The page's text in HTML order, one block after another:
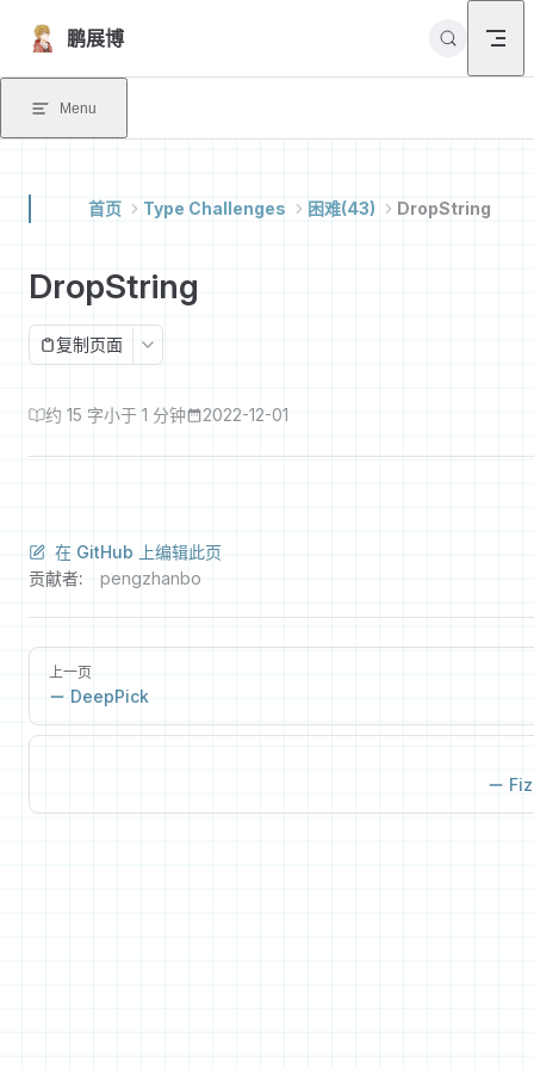
Skip to content
鹏展博
Menu
首页 Type Challenges 困难(43) DropString
DropString
复制页面
约 15 字小于 1 分钟 2022-12-01
在 GitHub 上编辑此页
贡献者:
pengzhanbo
上一页
DeepPick